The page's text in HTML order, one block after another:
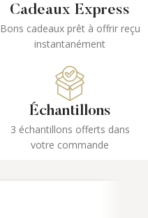
végétales et d'un phytocomplexe
laboratoires PHYTS et issu du
patrimoine végétal de la vallée du
Cadeaux Express
Bons cadeaux prêt à offrir reçu
instantanément
Échantillons
3 échantillons offerts dans
votre commande